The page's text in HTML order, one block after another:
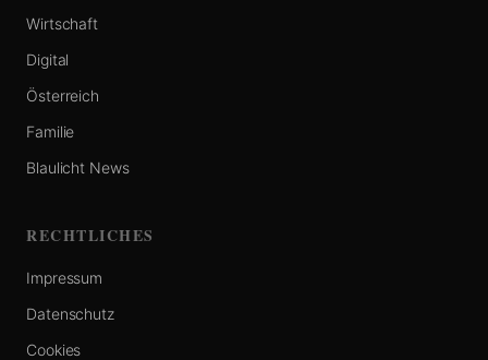
Wirtschaft
Digital
Österreich
Familie
Blaulicht News
RECHTLICHES
Impressum
Datenschutz
Cookies